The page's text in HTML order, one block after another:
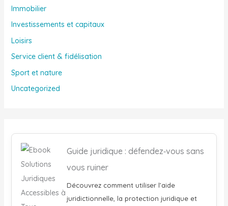
Immobilier
Investissements et capitaux
Loisirs
Service client & fidélisation
Sport et nature
Uncategorized
Guide juridique : défendez‑vous sans
vous ruiner
Découvrez comment utiliser l’aide
juridictionnelle, la protection juridique et